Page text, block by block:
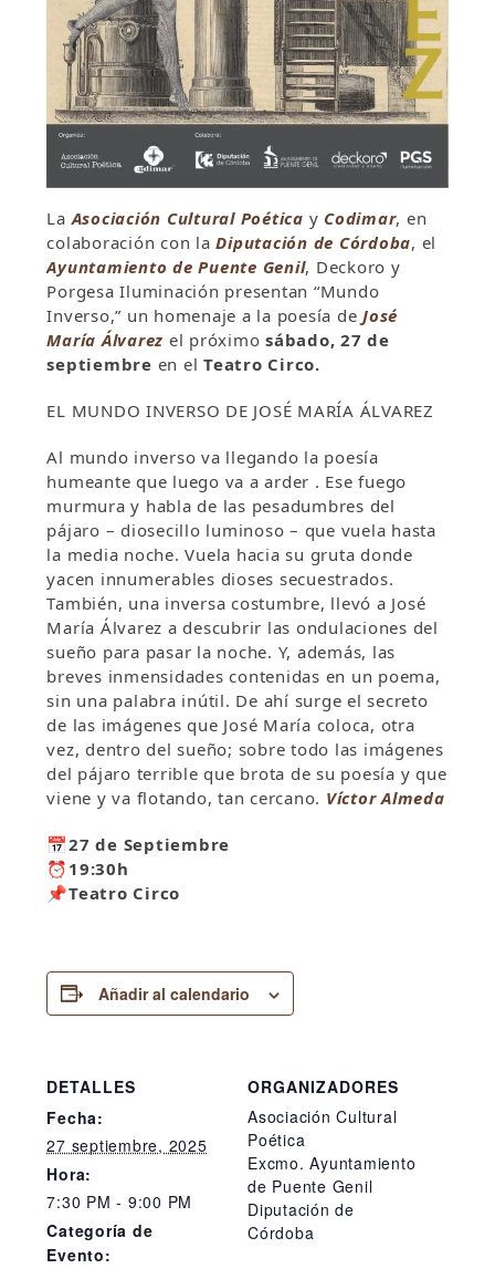
La Asociación Cultural Poética y Codimar, en
colaboración con laDiputación de Córdoba, el
Ayuntamiento de Puente Genil, Deckoro y
Porgesa Iluminación presentan “Mundo
Inverso,” un homenaje a la poesía de José
María Álvarez el próximosábado, 27 de
septiembre en elTeatro Circo.
EL MUNDO INVERSO DE JOSÉ MARÍA ÁLVAREZ
Al mundo inverso va llegando la poesía
humeante que luego va a arder . Ese fuego
murmura y habla de las pesadumbres del
pájaro – diosecillo luminoso – que vuela hasta
la media noche. Vuela hacia su gruta donde
yacen innumerables dioses secuestrados.
También, una inversa costumbre, llevó a José
María Álvarez a descubrir las ondulaciones del
sueño para pasar la noche. Y, además, las
breves inmensidades contenidas en un poema,
sin una palabra inútil. De ahí surge el secreto
de las imágenes que José María coloca, otra
vez, dentro del sueño; sobre todo las imágenes
del pájaro terrible que brota de su poesía y que
viene y va flotando, tan cercano. Víctor Almeda
📅27 de Septiembre
⏰19:30h
📌Teatro Circo
Añadir al calendario
DETALLES
Fecha:
27 septiembre, 2025
Hora:
7:30 PM - 9:00 PM
Categoría de
Evento:
ORGANIZADORES
Asociación Cultural
Poética
Excmo. Ayuntamiento
de Puente Genil
Diputación de
Córdoba